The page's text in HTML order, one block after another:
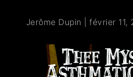
Jerôme Dupin |février 11,